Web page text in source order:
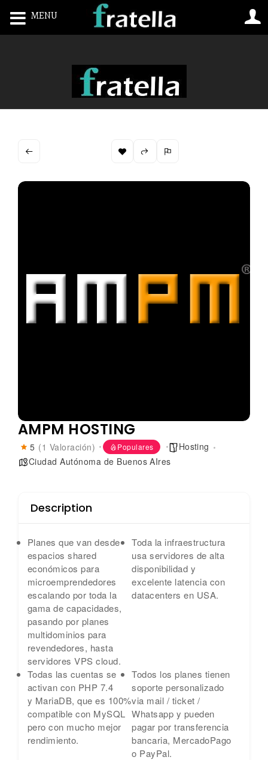
AMPM HOSTING
5 (1 Valoración) Populares
Hosting
Ciudad Autónoma de Buenos AIres
Description
Planes que van desde
espacios shared
económicos para
microemprendedores
escalando por toda la
gama de capacidades,
pasando por planes
multidominios para
revendedores, hasta
servidores VPS cloud.
Toda la infraestructura
usa servidores de alta
disponibilidad y
excelente latencia con
datacenters en USA.
Todas las cuentas se
activan con PHP 7.4
y MariaDB, que es 100%
compatible con MySQL
pero con mucho mejor
rendimiento.
Todos los planes tienen
soporte personalizado
via mail / ticket /
Whatsapp y pueden
pagar por transferencia
bancaria, MercadoPago
o PayPal.
MENU